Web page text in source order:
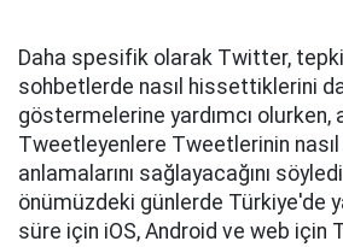
Daha spesifik olarak Twitter,
sohbetlerde nasıl hissettiklerini
göstermelerine yardımcı olurken,
Tweetleyenlere Tweetlerinin nasıl
anlamalarını sağlayacağını
önümüzdeki günlerde Türkiye'de
süre için iOS, Android ve web için